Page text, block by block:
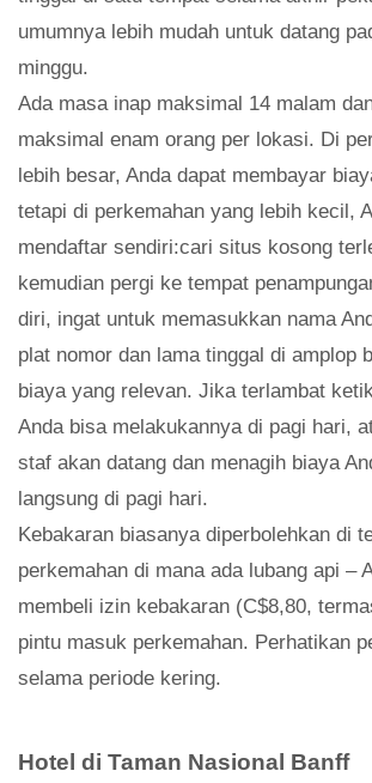
umumnya lebih mudah untuk datang
minggu.
Ada masa inap maksimal 14 malam
maksimal enam orang per lokasi. Di
lebih besar, Anda dapat membayar
tetapi di perkemahan yang lebih kecil,
mendaftar sendiri:cari situs kosong
kemudian pergi ke tempat
diri, ingat untuk memasukkan nama
plat nomor dan lama tinggal di amplop
biaya yang relevan. Jika terlambat
Anda bisa melakukannya di pagi hari,
staf akan datang dan menagih biaya
langsung di pagi hari.
Kebakaran biasanya diperbolehkan di
perkemahan di mana ada lubang api –
membeli izin kebakaran (C$8,80,
pintu masuk perkemahan. Perhatikan
selama periode kering.
Hotel di Taman Nasional Banff